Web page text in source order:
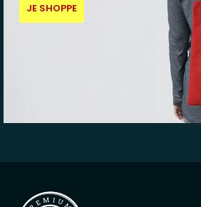
JE SHOPPE